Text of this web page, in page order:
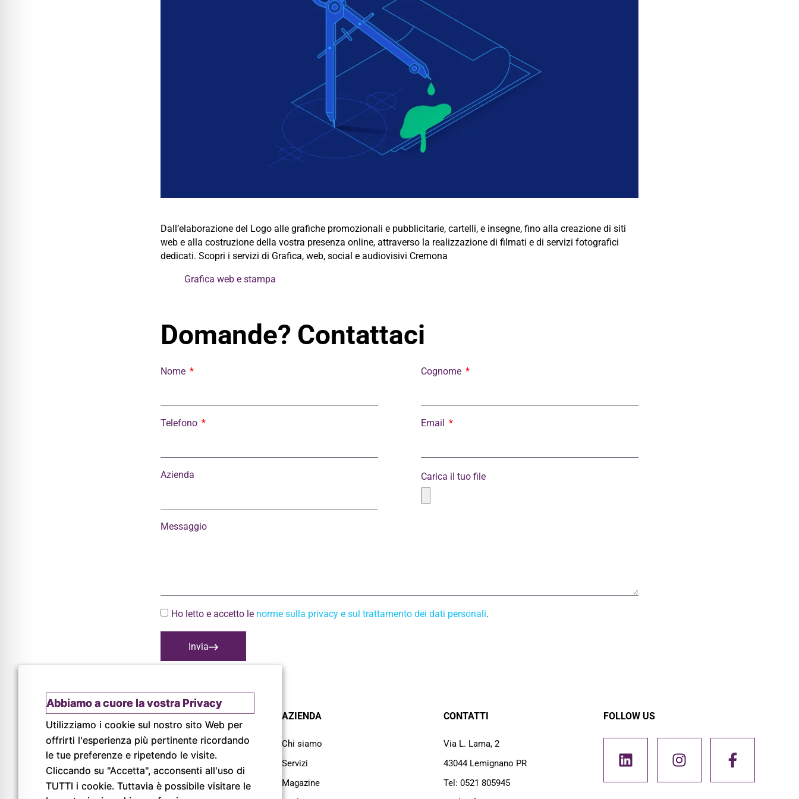
Dall’elaborazione del Logo alle grafiche promozionali e pubblicitarie, cartelli, e insegne, fino alla creazione di siti
web e alla costruzione della vostra presenza online, attraverso la realizzazione di filmati e di servizi fotografici
dedicati. Scopri i servizi di Grafica, web, social e audiovisivi Cremona
Grafica web e stampa
Domande? Contattaci
Nome Cognome
Telefono Email
Azienda Carica il tuo file
Messaggio
Ho letto e accetto le norme sulla privacy e sul trattamento dei dati personali.
Invia
© Copyright 2026
Pigreco Srl Unipersonale
P. IVA: 02789840341
REA: PR-267093
AZIENDA
Chi siamo
Servizi
Magazine
CONTATTI
Via L. Lama, 2
43044 Lemignano PR
Tel: 0521 805945
FOLLOW US
Abbiamo a cuore la vostra Privacy
Utilizziamo i cookie sul nostro sito Web per
offrirti l'esperienza più pertinente ricordando
le tue preferenze e ripetendo le visite.
Cliccando su "Accetta", acconsenti all'uso di
TUTTI i cookie. Tuttavia è possibile visitare le